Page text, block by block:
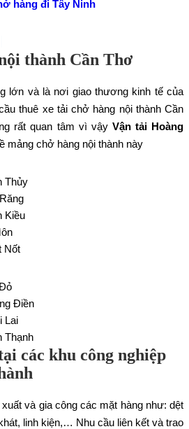
hàng đi Tây Ninh
thành Cần Thơ
lớn và là nơi giao thương kinh tế của
thuê xe tải chở hàng nội thành Cần
rất quan tâm vì vậy Vận tải Hoàng
mảng chở hàng nội thành này
Thủy
Kiều
Nốt
Điền
Lai
Thạnh
các khu công nghiệp
và gia công các mặt hàng như: dệt
linh kiện,… Nhu cầu liên kết và trao